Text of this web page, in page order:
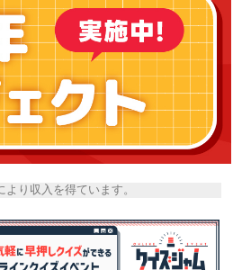
り収入を得ています。